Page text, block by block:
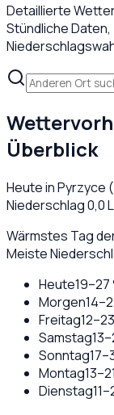
Detaillierte
Stündliche
Überblick
Heute inPyrzyce (
Niederschlag0,0
Wärmstes Tag
Meiste
Heute19–27
Morgen14–
Freitag12–23
Samstag13–
Sonntag17–
Montag13–21
Dienstag11–